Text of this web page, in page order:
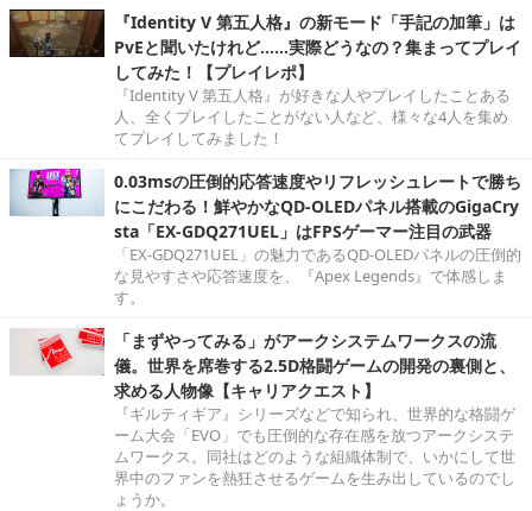
『Identity V 第五人格』の新モード「手記の加筆」は
PvEと聞いたけれど……実際どうなの？集まってプレイ
してみた！【プレイレポ】
『Identity V 第五人格』が好きな人やプレイしたことある
人、全くプレイしたことがない人など、様々な4人を集め
てプレイしてみました！
0.03msの圧倒的応答速度やリフレッシュレートで勝ち
にこだわる！鮮やかなQD-OLEDパネル搭載のGigaCry
sta「EX-GDQ271UEL」はFPSゲーマー注目の武器
「EX-GDQ271UEL」の魅力であるQD-OLEDパネルの圧倒的
な見やすさや応答速度を、『Apex Legends』で体感しま
す。
「まずやってみる」がアークシステムワークスの流
儀。世界を席巻する2.5D格闘ゲームの開発の裏側と、
求める人物像【キャリアクエスト】
『ギルティギア』シリーズなどで知られ、世界的な格闘ゲ
ーム大会「EVO」でも圧倒的な存在感を放つアークシステ
ムワークス。同社はどのような組織体制で、いかにして世
界中のファンを熱狂させるゲームを生み出しているのでし
ょうか。